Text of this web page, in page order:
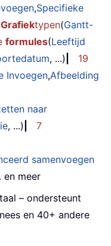
,Specifieke
Grafiektypen(Gantt-
formules(Leeftijd
, ...)
19
Invoegen,Afbeelding
naar
, ...)
7
samenvoegen
en meer
– ondersteunt
en 40+ andere